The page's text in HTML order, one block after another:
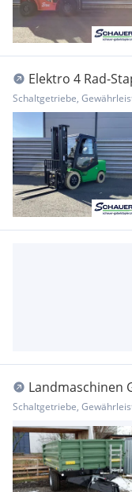
Elektro 4 Rad-
Schaltgetriebe,
Landmaschinen
Schaltgetriebe,